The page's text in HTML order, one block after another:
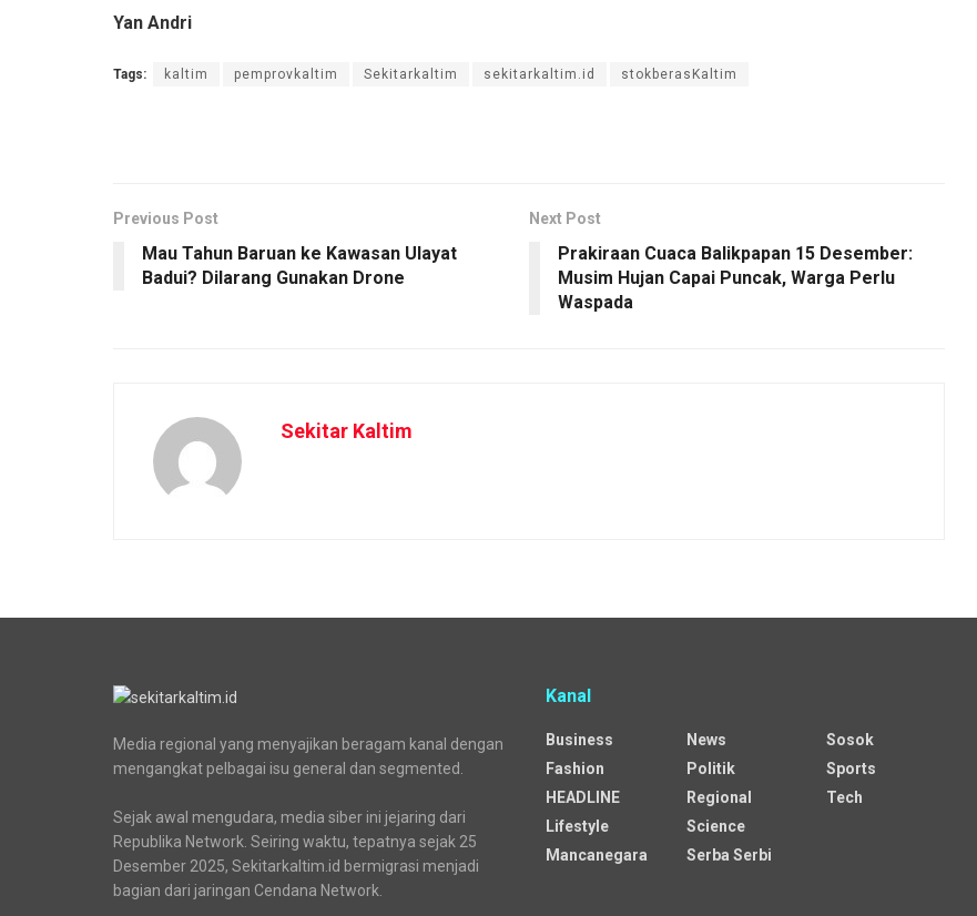
Yan Andri
Tags: kaltim pemprovkaltim Sekitarkaltim sekitarkaltim.id stokberasKaltim
Previous Post
Mau Tahun Baruan ke Kawasan Ulayat
Badui? Dilarang Gunakan Drone
Next Post
Prakiraan Cuaca Balikpapan 15 Desember:
Musim Hujan Capai Puncak, Warga Perlu
Waspada
Sekitar Kaltim
Media regional yang menyajikan beragam kanal dengan
mengangkat pelbagai isu general dan segmented.
Sejak awal mengudara, media siber ini jejaring dari
Republika Network. Seiring waktu, tepatnya sejak 25
Desember 2025, Sekitarkaltim.id bermigrasi menjadi
bagian dari jaringan Cendana Network.
Kanal
Business
Fashion
HEADLINE
Lifestyle
Mancanegara
News
Politik
Regional
Science
Serba Serbi
Sosok
Sports
Tech